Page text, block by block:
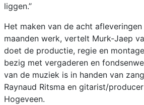
liggen.’’
Het maken van de acht afleveringen
maanden werk, vertelt Murk-Jaep
doet de productie, regie en
bezig met vergaderen en
van de muziek is in handen van
Raynaud Ritsma en gitarist/
Hogeveen.